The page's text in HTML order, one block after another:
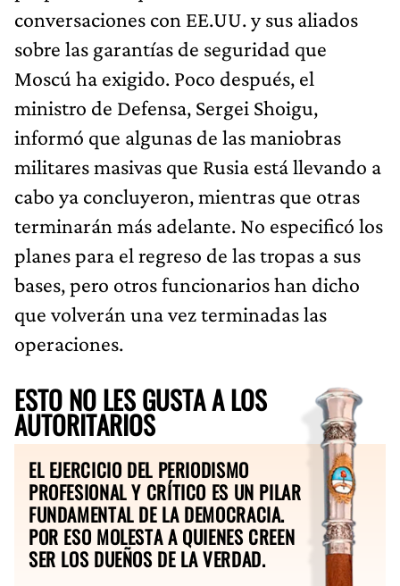
conversaciones con EE.UU. y sus aliados
sobre las garantías de seguridad que
Moscú ha exigido. Poco después, el
ministro de Defensa, Sergei Shoigu,
informó que algunas de las maniobras
militares masivas que Rusia está llevando a
cabo ya concluyeron, mientras que otras
terminarán más adelante. No especificó los
planes para el regreso de las tropas a sus
bases, pero otros funcionarios han dicho
que volverán una vez terminadas las
operaciones.
ESTO NO LES GUSTA A LOS
AUTORITARIOS
EL EJERCICIO DEL PERIODISMO
PROFESIONAL Y CRÍTICO ES UN PILAR
FUNDAMENTAL DE LA DEMOCRACIA.
POR ESO MOLESTA A QUIENES CREEN
SER LOS DUEÑOS DE LA VERDAD.